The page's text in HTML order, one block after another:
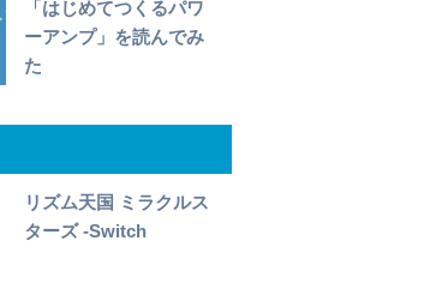
「はじめてつくるパワ
ーアンプ」を読んでみ
た
リズム天国 ミラクルス
ターズ -Switch